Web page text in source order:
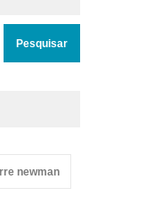
newman